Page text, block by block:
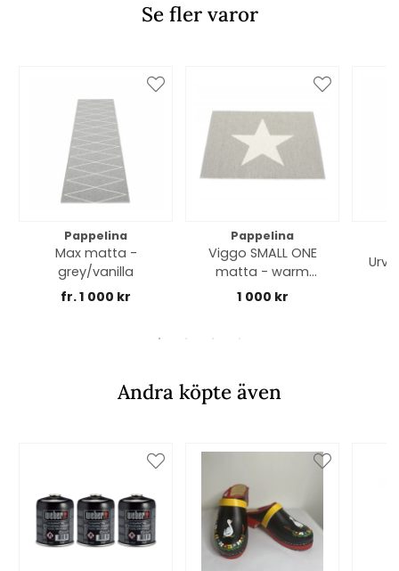
Se fler varor
Pappelina
Max matta -
grey/vanilla
fr. 1 000 kr
Pappelina
Viggo SMALL ONE
matta - warm
grey/vanilla 70x90
1 000 kr
Andra köpte även